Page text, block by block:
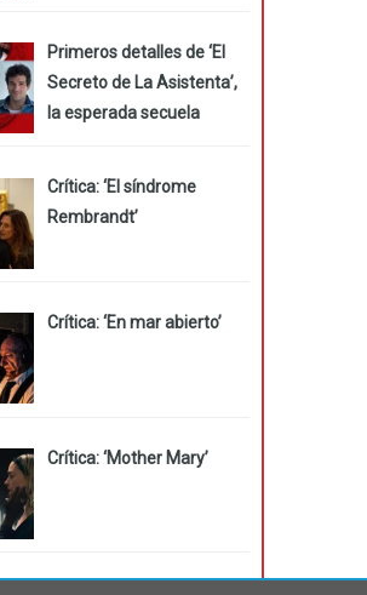
Primeros detalles de ‘El
Secreto de La Asistenta’,
la esperada secuela
Crítica: ‘El síndrome
Rembrandt’
Crítica: ‘En mar abierto’
Crítica: ‘Mother Mary’